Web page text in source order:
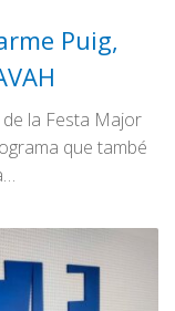
Puig,
la Festa Major
que també